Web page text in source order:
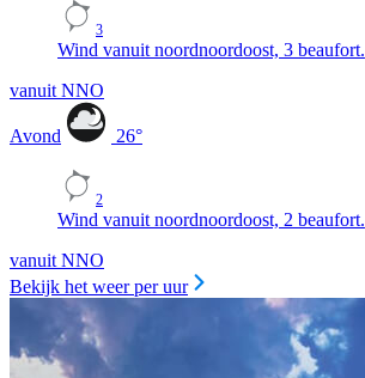
3
Wind vanuit noordnoordoost, 3 beaufort.
vanuit NNO
Avond 26°
2
Wind vanuit noordnoordoost, 2 beaufort.
vanuit NNO
Bekijk het weer per uur